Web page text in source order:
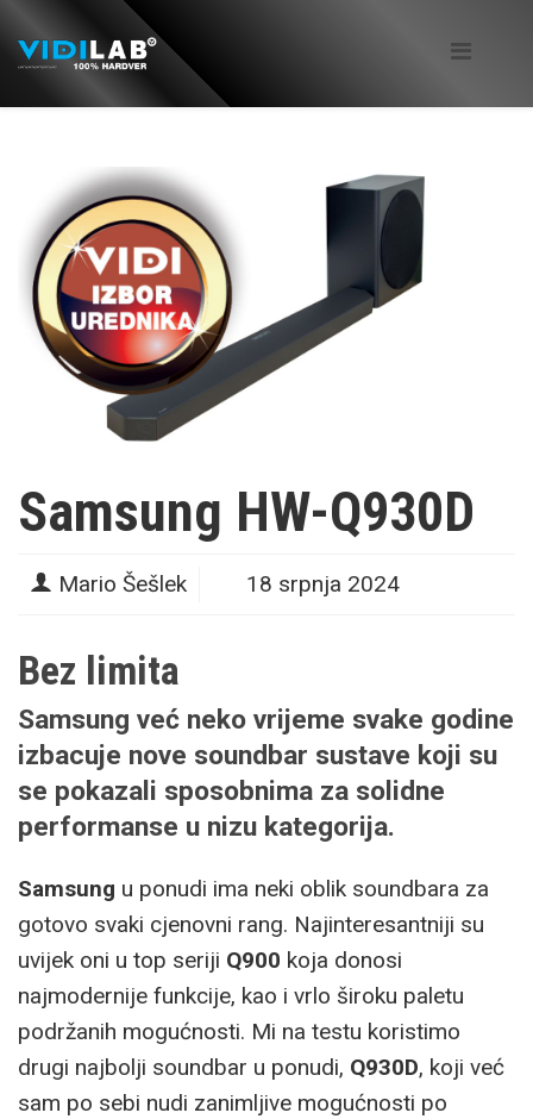
Samsung HW-Q930D
Mario Šešlek 18 srpnja 2024
Bez limita
Samsung već neko vrijeme svake godine
izbacuje nove soundbar sustave koji su
se pokazali sposobnima za solidne
performanse u nizu kategorija.
Samsung u ponudi ima neki oblik soundbara za
gotovo svaki cjenovni rang. Najinteresantniji su
uvijek oni u top seriji Q900 koja donosi
najmodernije funkcije, kao i vrlo široku paletu
podržanih mogućnosti. Mi na testu koristimo
drugi najbolji soundbar u ponudi, Q930D, koji već
sam po sebi nudi zanimljive mogućnosti po